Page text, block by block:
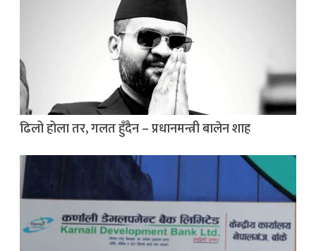
ढिलो होला तर, गलत हुँदैन – प्रधानमन्त्री बालेन शाह